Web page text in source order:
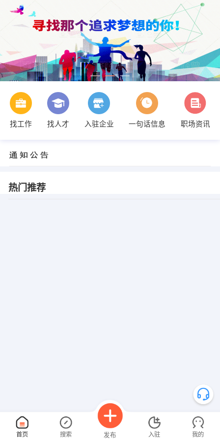
找工作 找人才 入驻企业 一句话信息 职场资讯
热门推荐
首页 搜索 发布 入驻 我的